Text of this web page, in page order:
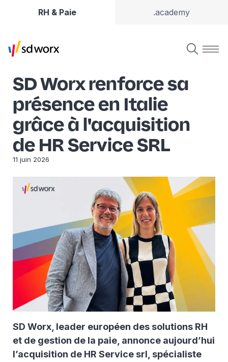
RH & Paie .academy
SD Worx renforce sa
présence en Italie
grâce à l'acquisition
de HR Service SRL
11 juin 2026
SD Worx, leader européen des solutions RH
et de gestion de la paie, annonce aujourd’hui
l’acquisition de HR Service srl, spécialiste